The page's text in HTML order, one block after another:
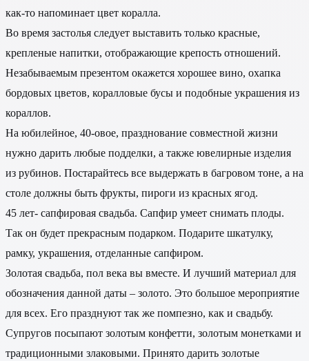
как-то напоминает цвет коралла.
Во время застолья следует выставить только красные,
крепленые напитки, отображающие крепость отношений.
Незабываемым презентом окажется хорошее вино, охапка
бордовых цветов, коралловые бусы и подобные украшения из
кораллов.
На юбилейное, 40-овое, празднование совместной жизни
нужно дарить любые подделки, а также ювелирные изделия
из рубинов. Постарайтесь все выдержать в багровом тоне, а на
столе должны быть фрукты, пироги из красных ягод.
45 лет- сапфировая свадьба. Сапфир умеет снимать плоды.
Так он будет прекрасным подарком. Подарите шкатулку,
рамку, украшения, отделанные сапфиром.
Золотая свадьба, пол века вы вместе. И лучший материал для
обозначения данной даты – золото. Это большое мероприятие
для всех. Его празднуют так же помпезно, как и свадьбу.
Супругов посыпают золотым конфетти, золотым монетками и
традиционными злаковыми. Принято дарить золотые